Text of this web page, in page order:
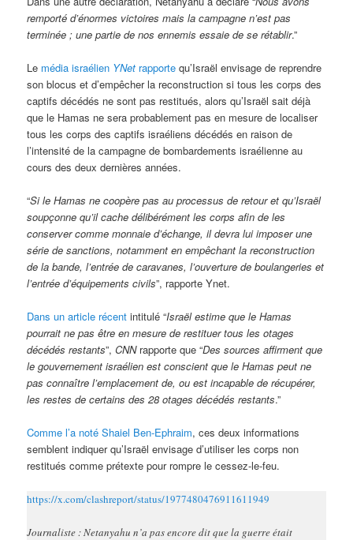
remporté d’énormes victoires mais la campagne n’est pas
terminée ; une partie de nos ennemis essaie de se rétablir.”
Le média israélien YNet rapporte qu’Israël envisage de reprendre
son blocus et d’empêcher la reconstruction si tous les corps des
captifs décédés ne sont pas restitués, alors qu’Israël sait déjà
que le Hamas ne sera probablement pas en mesure de localiser
tous les corps des captifs israéliens décédés en raison de
l’intensité de la campagne de bombardements israélienne au
cours des deux dernières années.
“Si le Hamas ne coopère pas au processus de retour et qu’Israël
soupçonne qu’il cache délibérément les corps afin de les
conserver comme monnaie d’échange, il devra lui imposer une
série de sanctions, notamment en empêchant la reconstruction
de la bande, l’entrée de caravanes, l’ouverture de boulangeries et
l’entrée d’équipements civils”, rapporte Ynet.
Dans un article récent intitulé “Israël estime que le Hamas
pourrait ne pas être en mesure de restituer tous les otages
décédés restants”,CNNrapporte que “Des sources affirment que
le gouvernement israélien est conscient que le Hamas peut ne
pas connaître l’emplacement de, ou est incapable de récupérer,
les restes de certains des 28 otages décédés restants.”
Comme l’a noté Shaiel Ben-Ephraim, ces deux informations
semblent indiquer qu’Israël envisage d’utiliser les corps non
restitués comme prétexte pour rompre le cessez-le-feu.
https://x.com/clashreport/status/1977480476911611949
Journaliste : Netanyahu n’a pas encore dit que la guerre était